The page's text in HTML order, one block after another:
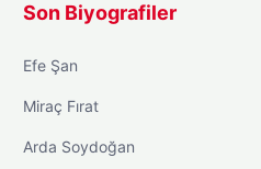
Son Biyografiler
Efe Şan
Miraç Fırat
Arda Soydoğan